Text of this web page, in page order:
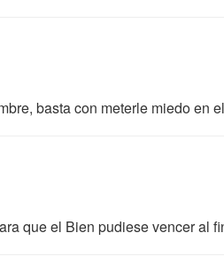
basta con meterle miedo en
que el Bien pudiese vencer al